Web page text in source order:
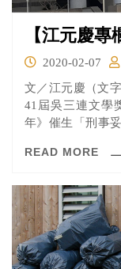
【江元慶專
2020-02-07
文／江元慶（文
41屆吳三連文學
年》催生「刑事
READ MORE